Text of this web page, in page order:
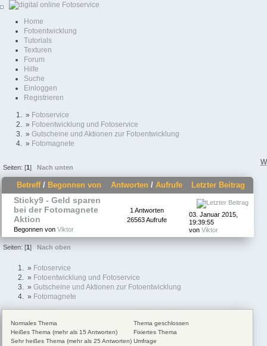
Home
Fotoentwicklung
Tutorials
Texturen
Forum
Hilfe
Suche
Einloggen
Registrieren
» Fotoservice
» Fotoentwicklung und Fotoservice
» Gutscheine und Aktionen zur Fotoentwicklung
» Fotomagnete
Seiten: [1] Nach unten
Betreff/ Begonnen von Antworten / Aufrufe
Letzter Beitrag
Sticky9 - Geld sparen
bei der Fotomagnete
Aktion
Begonnen von Viktor
1 Antworten
26563 Aufrufe
03. Januar 2015,
19:39:55
von Viktor
Seiten: [1] Nach oben
» Fotoservice
» Fotoentwicklung und Fotoservice
» Gutscheine und Aktionen zur Fotoentwicklung
» Fotomagnete
Normales Thema
Heißes Thema (mehr als 15 Antworten)
Sehr heißes Thema (mehr als 25 Antworten)
Thema geschlossen
Fixiertes Thema
Umfrage